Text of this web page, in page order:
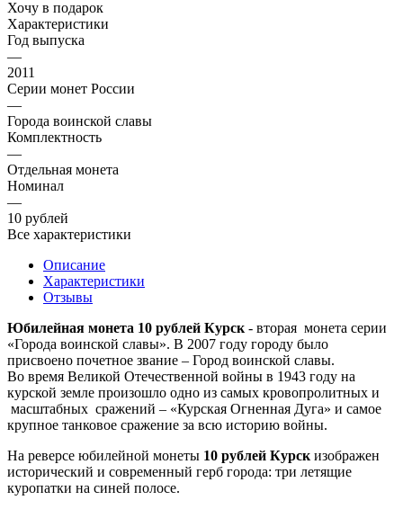
Хочу в подарок
Характеристики
Год выпуска
—
2011
Серии монет России
—
Города воинской славы
Комплектность
—
Отдельная монета
Номинал
—
10 рублей
Все характеристики
Описание
Характеристики
Отзывы
Юбилейная монета 10 рублей Курск - вторая монета серии
«Города воинской славы». В 2007 году городу было
присвоено почетное звание – Город воинской славы.
Во время Великой Отечественной войны в 1943 году на
курской земле произошло одно из самых кровопролитных и
масштабных сражений – «Курская Огненная Дуга» и самое
крупное танковое сражение за всю историю войны.
На реверсе юбилейной монеты 10 рублей Курск изображен
исторический и современный герб города: три летящие
куропатки на синей полосе.